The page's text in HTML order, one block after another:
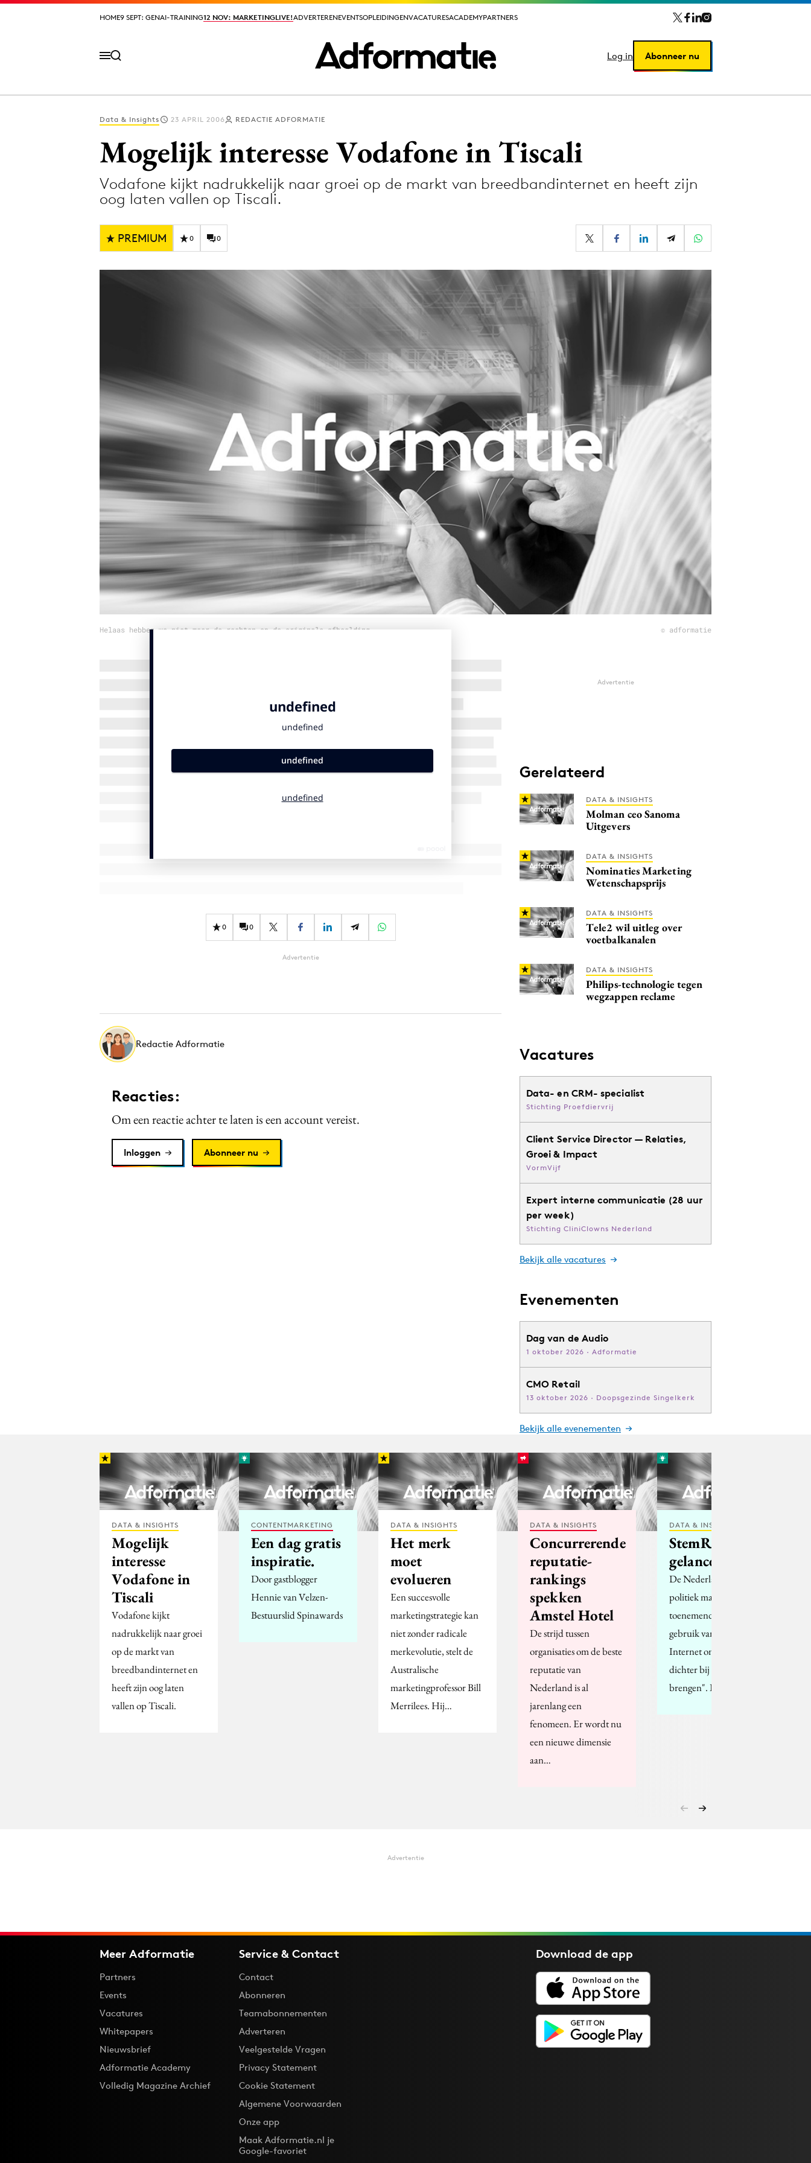
HOME9 SEPT: GENAI-TRAINING12 NOV: MARKETINGLIVE!ADVERTERENEVENTSOPLEIDINGENVACATURESACADEMYPARTNERS
Log in Abonneer nu
HOME9 SEPT: GENAI-TRAINING12 NOV: MARKETINGLIVE!ADVERTERENEVENTSOPLEIDINGENVACATURESACADEMYPARTNERS
Log in Abonneer nu
Digital transformation
Diversiteit
Effectiviteit
Influencer marketing
Interne communicatie
Programmatic
Purpose Marketing
Reputatie & crisis
Data & Insights 23 APRIL 2006 REDACTIE ADFORMATIE
Mogelijk interesse Vodafone in Tiscali
Vodafone kijkt nadrukkelijk naar groei op de markt van breedbandinternet en heeft zijn
oog laten vallen op Tiscali.
PREMIUM 0 0
Helaas hebben we niet meer de rechten op de originele afbeelding © adformatie
0 0
Advertentie
Redactie Adformatie
Reacties:
Om een reactie achter te laten is een account vereist.
Inloggen Abonneer nu
Advertentie
Gerelateerd
DATA & INSIGHTS
Molman ceo Sanoma
Uitgevers
DATA & INSIGHTS
Nominaties Marketing
Wetenschapsprijs
DATA & INSIGHTS
Tele2 wil uitleg over
voetbalkanalen
DATA & INSIGHTS
Philips-technologie tegen
wegzappen reclame
Vacatures
Data- en CRM- specialist
Stichting Proefdiervrij
Client Service Director — Relaties,
Groei & Impact
VormVijf
Expert interne communicatie (28 uur
per week)
Stichting CliniClowns Nederland
Bekijk alle vacatures
Evenementen
Dag van de Audio
1 oktober 2026 · Adformatie
CMO Retail
13 oktober 2026 · Doopsgezinde Singelkerk
Bekijk alle evenementen
DATA & INSIGHTS
Mogelijk
interesse
Vodafone in
Tiscali
Vodafone kijkt
nadrukkelijk naar groei
op de markt van
breedbandinternet en
heeft zijn oog laten
vallen op Tiscali.
CONTENTMARKETING
Een dag gratis
inspiratie.
Door gastblogger
Hennie van Velzen-
Bestuurslid Spinawards
DATA & INSIGHTS
Het merk
moet
evolueren
Een succesvolle
marketingstrategie kan
niet zonder radicale
merkevolutie, stelt de
Australische
marketingprofessor Bill
Merrilees. Hij…
DATA & INSIGHTS
Concurrerende
reputatie-
rankings
spekken
Amstel Hotel
De strijd tussen
organisaties om de beste
reputatie van
Nederland is al
jarenlang een
fenomeen. Er wordt nu
een nieuwe dimensie
aan…
DATA & INSIGHTS
StemRita.nl
gelanceerd
De Nederlandse
politiek maakt in
toenemende mate
gebruik van het
Internet om de "politiek
dichter bij de mensen te
brengen". Bekend zijn…
Advertentie
Meer Adformatie
Partners
Events
Vacatures
Whitepapers
Nieuwsbrief
Adformatie Academy
Volledig Magazine Archief
Service & Contact
Contact
Abonneren
Teamabonnementen
Adverteren
Veelgestelde Vragen
Privacy Statement
Cookie Statement
Algemene Voorwaarden
Onze app
Maak Adformatie.nl je
Google-favoriet
Download deapp